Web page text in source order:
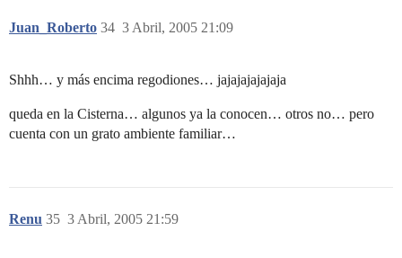
Juan_Roberto 3 Abril, 2005 21:09
34
Shhh… y más encima regodiones… jajajajajajaja
queda en la Cisterna… algunos ya la conocen… otros no… pero
cuenta con un grato ambiente familiar…
Renu 3 Abril, 2005 21:59
35